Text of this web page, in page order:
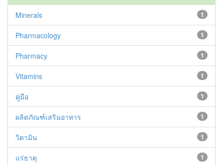
1
Minerals
1
Pharmacology
1
Pharmacy
1
Vitamins
1
คู่มือ
1
ผลิตภัณฑ์เสริมอาหาร
1
วิตามิน
1
แร่ธาตุ